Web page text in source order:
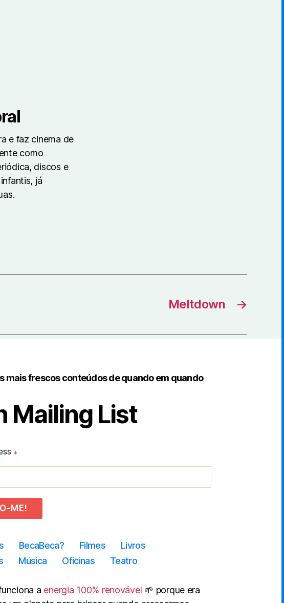
e faz cinema de
como
discos e
já
→
Meltdown
mais frescos conteúdos de quando em quando
Mailing List
*
ME!
BecaBeca? Filmes
Livros
Música Oficinas Teatro
a energia 100% renovável 🌱 porque era